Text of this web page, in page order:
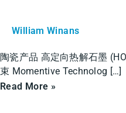
William Winans
陶瓷产品 高定向热解石墨
束 Momentive Technolog […]
石
墨
(HOPG)
Read More »